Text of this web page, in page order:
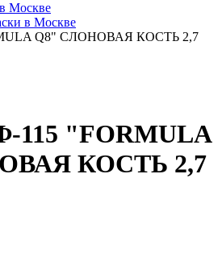
Москве
в Москве
Q8" СЛОНОВАЯ КОСТЬ 2,7
"FORMULA
КОСТЬ 2,7